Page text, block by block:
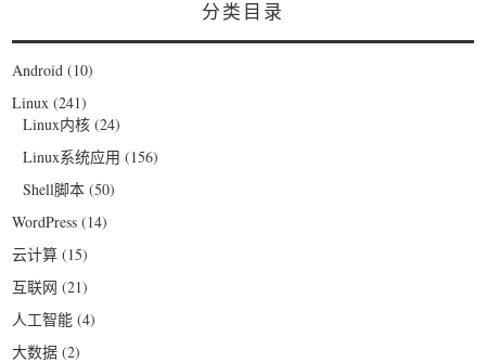
分类目录
Android (10)
Linux (241)
Linux内核 (24)
Linux系统应用 (156)
Shell脚本 (50)
WordPress (14)
云计算 (15)
互联网 (21)
人工智能 (4)
大数据 (2)